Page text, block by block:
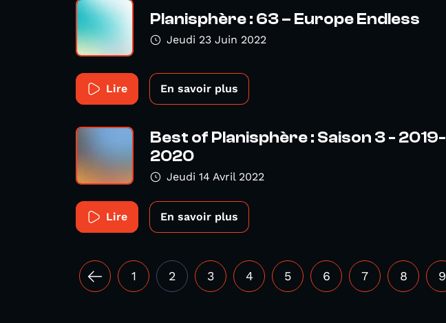
Planisphère : 63 – Europe Endless
Jeudi 23 Juin 2022
Lire En savoir plus
Best of Planisphère : Saison 3 - 2019-
2020
Jeudi 14 Avril 2022
Lire En savoir plus
1 2 3 4 5 6 7 8 9